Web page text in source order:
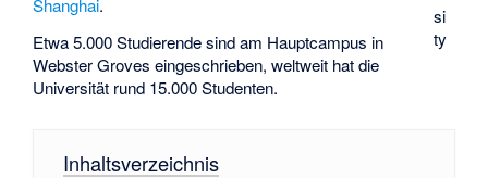
si
ty
Etwa 5.000 Studierende sind am Hauptcampus in
Webster Groves eingeschrieben, weltweit hat die
Universität rund 15.000 Studenten.
Inhaltsverzeichnis